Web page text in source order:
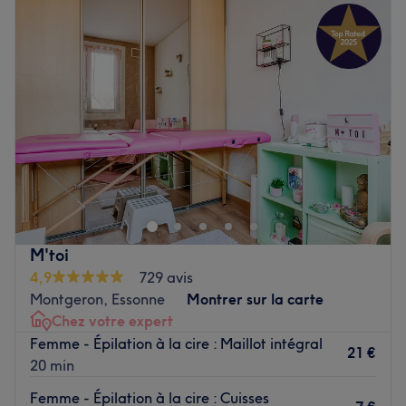
09:00
19:00
09:00 –19:00
09:00
19:00
09:00
Dimanche
Fermé
Installé à Villeneuve-le-Roi, venez découvrir le salon de
coiffure Le boudoir d'Anita ! Vous profiterez d'un
agréable moment dans un lieu joliment décoré où vous
vous sentirez bien. Une équipe de professionnelles vous
reçoit avec le sourire pour vous proposer des prestations
personnalisées tout en répondant à vos besoins, afin de
sublimer et mettre en valeur votre chevelure.
Transport public le plus proche
Le salon est situé à dix minutes à pied de la station de
RER Villeneuve-le-Roi.
M'toi
4,9
729 avis
Montgeron, Essonne
Montrer sur la carte
Chez votre expert
Femme - Épilation à la cire : Maillot intégral
20 min
21 €
Femme - Épilation à la cire : Cuisses